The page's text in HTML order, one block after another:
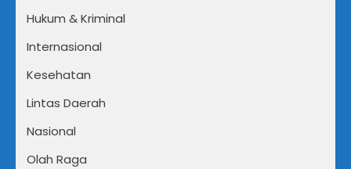
Hukum & Kriminal
Internasional
Kesehatan
Lintas Daerah
Nasional
Olah Raga